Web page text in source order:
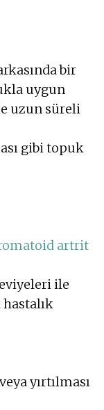
bir
uygun
uzun süreli
gibi topuk
artrit
ile
yırtılması